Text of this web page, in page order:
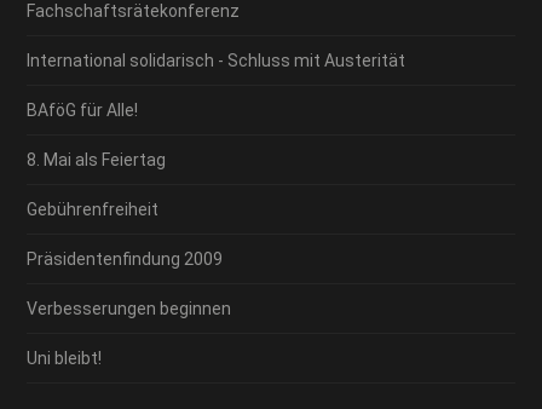
Fachschaftsrätekonferenz
International solidarisch - Schluss mit Austerität
BAföG für Alle!
8. Mai als Feiertag
Gebührenfreiheit
Präsidentenfindung 2009
Verbesserungen beginnen
Uni bleibt!